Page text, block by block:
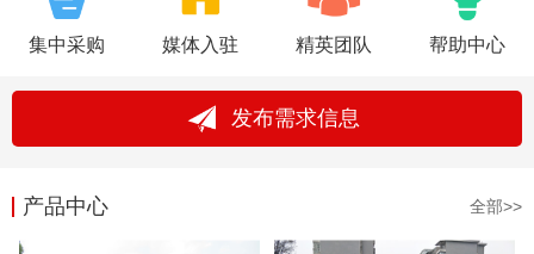
集中采购 媒体入驻 精英团队 帮助中心
发布需求信息
产品中心 全部>>